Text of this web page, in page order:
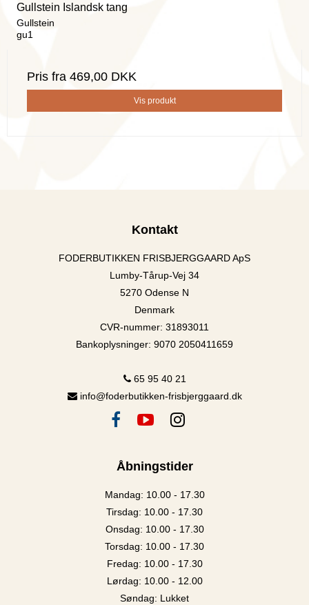
Gullstein Islandsk tang
Gullstein
gu1
Pris fra 469,00 DKK
Vis produkt
Kontakt
FODERBUTIKKEN FRISBJERGGAARD ApS
Lumby-Tårup-Vej 34
5270 Odense N
Denmark
CVR-nummer: 31893011
Bankoplysninger: 9070 2050411659
65 95 40 21
info@foderbutikken-frisbjerggaard.dk
Åbningstider
Mandag: 10.00 - 17.30
Tirsdag: 10.00 - 17.30
Onsdag: 10.00 - 17.30
Torsdag: 10.00 - 17.30
Fredag: 10.00 - 17.30
Lørdag: 10.00 - 12.00
Søndag: Lukket